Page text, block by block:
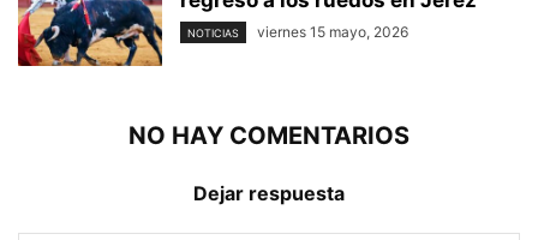
NOTICIAS viernes 15 mayo, 2026
NO HAY COMENTARIOS
Dejar respuesta